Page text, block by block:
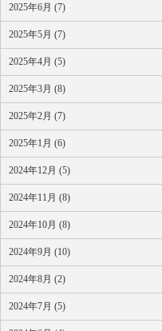
2025年6月 (7)
2025年5月 (7)
2025年4月 (5)
2025年3月 (8)
2025年2月 (7)
2025年1月 (6)
2024年12月 (5)
2024年11月 (8)
2024年10月 (8)
2024年9月 (10)
2024年8月 (2)
2024年7月 (5)